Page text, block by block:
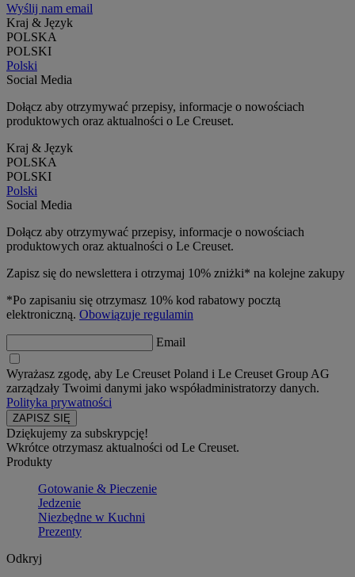
Wyślij nam email
Kraj & Język
POLSKA
POLSKI
Polski
Social Media
Dołącz aby otrzymywać przepisy, informacje o nowościach
produktowych oraz aktualności o Le Creuset.
Kraj & Język
POLSKA
POLSKI
Polski
Social Media
Dołącz aby otrzymywać przepisy, informacje o nowościach
produktowych oraz aktualności o Le Creuset.
Zapisz się do newslettera i otrzymaj 10% zniżki* na kolejne zakupy
*Po zapisaniu się otrzymasz 10% kod rabatowy pocztą
elektroniczną. Obowiązuje regulamin
Email
Wyrażasz zgodę, aby Le Creuset Poland i Le Creuset Group AG
zarządzały Twoimi danymi jako współadministratorzy danych.
Polityka prywatności
Dziękujemy za subskrypcję!
Wkrótce otrzymasz aktualności od Le Creuset.
Produkty
Gotowanie & Pieczenie
Jedzenie
Niezbędne w Kuchni
Prezenty
Odkryj